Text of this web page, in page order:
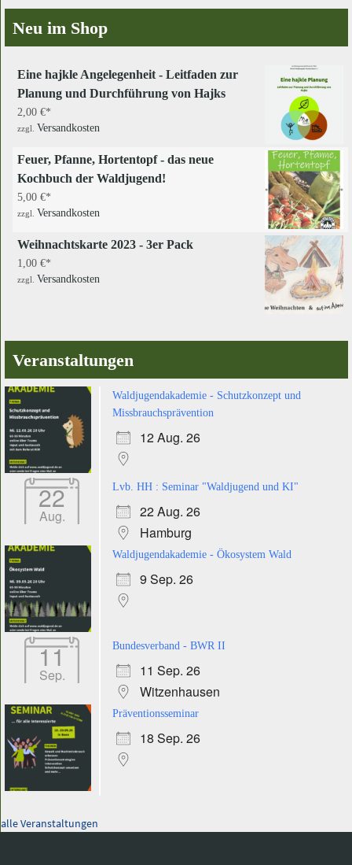
Neu im Shop
Eine hajkle Angelegenheit - Leitfaden zur
Planung und Durchführung von Hajks
2,00 €
zzgl. Versandkosten
Feuer, Pfanne, Hortentopf - das neue
Kochbuch der Waldjugend!
5,00 €
zzgl. Versandkosten
Weihnachtskarte 2023 - 3er Pack
1,00 €
zzgl. Versandkosten
Veranstaltungen
Waldjugendakademie - Schutzkonzept und
Missbrauchsprävention
12 Aug. 26
22
Aug.
Lvb. HH : Seminar "Waldjugend und KI"
22 Aug. 26
Hamburg
Waldjugendakademie - Ökosystem Wald
9 Sep. 26
11
Sep.
Bundesverband - BWR II
11 Sep. 26
Witzenhausen
Präventionsseminar
18 Sep. 26
alle Veranstaltungen